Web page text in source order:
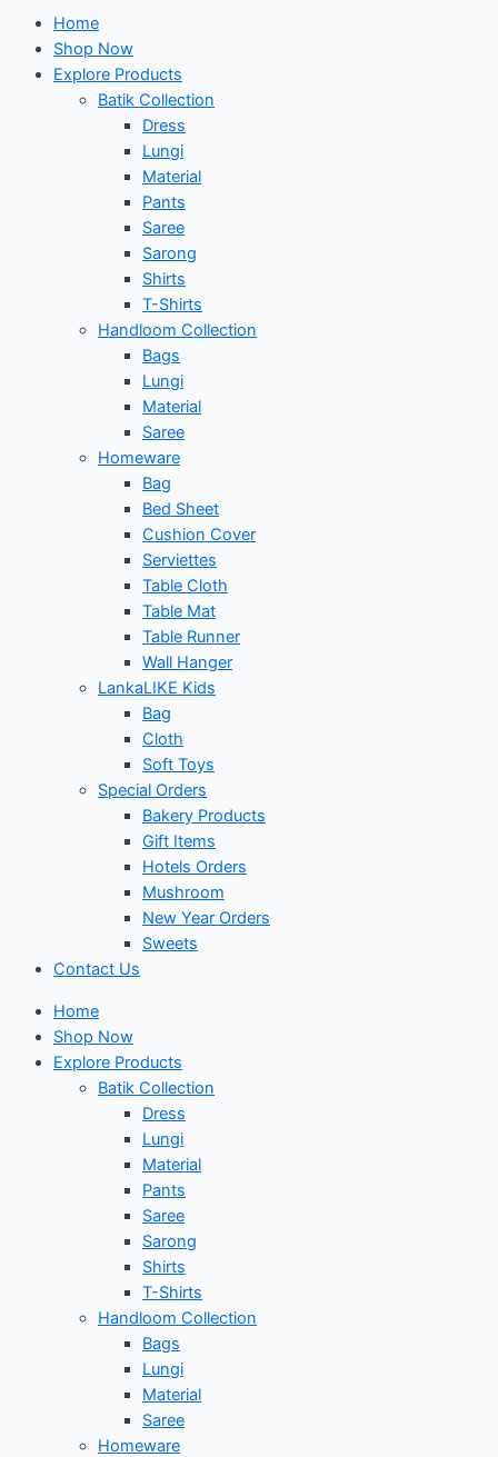
Home
Shop Now
Explore Products
Batik Collection
Dress
Lungi
Material
Pants
Saree
Sarong
Shirts
T-Shirts
Handloom Collection
Bags
Lungi
Material
Saree
Homeware
Bag
Bed Sheet
Cushion Cover
Serviettes
Table Cloth
Table Mat
Table Runner
Wall Hanger
LankaLIKE Kids
Bag
Cloth
Soft Toys
Special Orders
Bakery Products
Gift Items
Hotels Orders
Mushroom
New Year Orders
Sweets
Contact Us
Home
Shop Now
Explore Products
Batik Collection
Dress
Lungi
Material
Pants
Saree
Sarong
Shirts
T-Shirts
Handloom Collection
Bags
Lungi
Material
Saree
Homeware